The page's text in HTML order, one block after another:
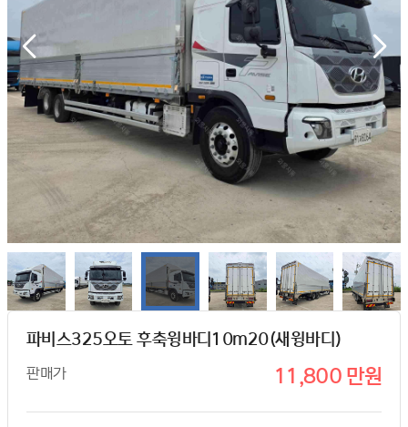
파비스325오토 후축윙바디10m20(새윙바디)
판매가 11,800 만원